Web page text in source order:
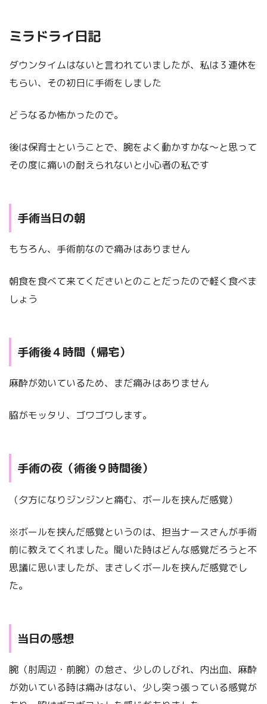
ミラドライ日記
ダウンタイムはないと言われていましたが、私は３連休を
もらい、その初日に手術をしました
どうなるか怖かったので。
後は保育士ということで、腕をよく動かすかな〜と思って
その度に痛いの耐えられないと小心者の私です
手術当日の朝
もちろん、手術前なので痛みはありません
朝食を食べて来てくださいとのことだったので軽く食べま
しょう
手術後４時間（帰宅）
麻酔が効いているため、まだ痛みはありません
脇がモッタリ、ゴワゴワします。
手術の夜（術後９時間後）
（夕方になりジンジンと痛む、ボールを挟んだ感覚）
※ボールを挟んだ感覚というのは、担当ナースさんが手術
前に教えてくれました。聞いた時はどんな感覚だろうと不
思議に思いましたが、まさしくボールを挟んだ感覚でし
た。
当日の感想
腕（肘周辺・前腕）の怠さ、少しのしびれ、内出血、麻酔
が効いている時は痛みはない、少し突っ張っている感覚が